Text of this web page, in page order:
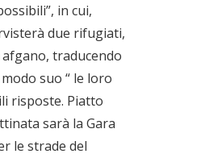
in cui,
due rifugiati,
traducendo
suo “ le loro
risposte. Piatto
sarà la Gara
le strade del